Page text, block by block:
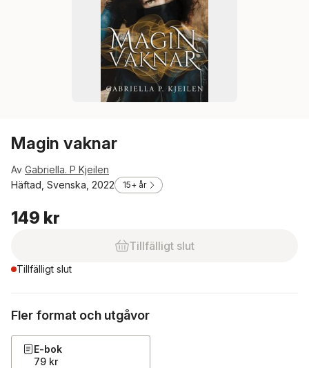
Magin vaknar
Av Gabriella. P Kjeilen
Häftad, Svenska, 2022
15+ år
149 kr
Tillfälligt slut
Tillfälligt slut
Fler format och utgåvor
E-bok
79 kr